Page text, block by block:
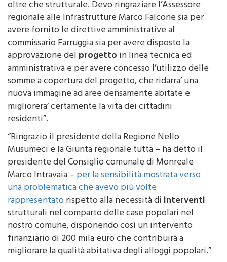
essere in condizioni di grave degrado ambientale
oltre che strutturale. Devo ringraziare l’Assessore
regionale alle Infrastrutture Marco Falcone sia per
avere fornito le direttive amministrative al
commissario Farruggia sia per avere disposto la
approvazione delprogettoin linea tecnica ed
amministrativa e per avere concesso l’utilizzo delle
somme a copertura del progetto, che ridarra’ una
nuova immagine ad aree densamente abitate e
migliorera’ certamente la vita dei cittadini
residenti”.
“Ringrazio il presidente della Regione Nello
Musumeci e la Giunta regionale tutta – ha detto il
presidente del Consiglio comunale di Monreale
Marco Intravaia –per la sensibilità mostrata verso
una problematica che avevo più volte
rappresentatorispetto alla necessità diinterventi
strutturali nel comparto delle case popolari nel
nostro comune, disponendo così un intervento
finanziario di 200 mila euro che contribuirà a